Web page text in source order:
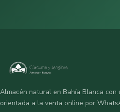
Almacén natural en Bahía Blanca
orientada a la venta online por